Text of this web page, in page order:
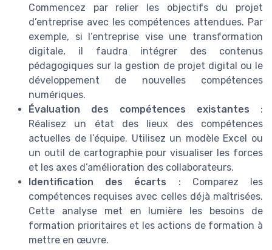
Commencez par relier les objectifs du projet
d’entreprise avec les compétences attendues. Par
exemple, si l’entreprise vise une transformation
digitale, il faudra intégrer des contenus
pédagogiques sur la gestion de projet digital ou le
développement de nouvelles compétences
numériques.
Évaluation des compétences existantes :
Réalisez un état des lieux des compétences
actuelles de l’équipe. Utilisez un modèle Excel ou
un outil de cartographie pour visualiser les forces
et les axes d’amélioration des collaborateurs.
Identification des écarts : Comparez les
compétences requises avec celles déjà maîtrisées.
Cette analyse met en lumière les besoins de
formation prioritaires et les actions de formation à
mettre en œuvre.